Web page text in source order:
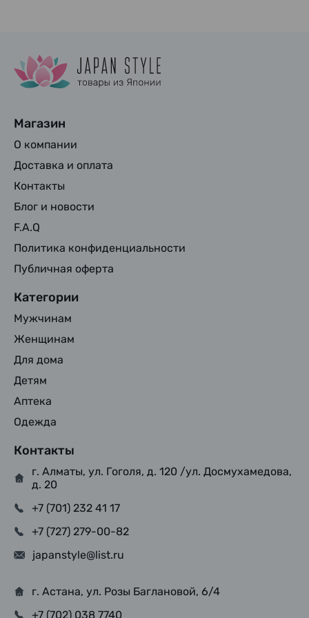
Магазин
О компании
Доставка и оплата
Контакты
Блог и новости
F.A.Q
Политика конфиденциальности
Публичная оферта
Категории
Мужчинам
Женщинам
Для дома
Детям
Аптека
Одежда
Контакты
г. Алматы, ул. Гоголя, д. 120 /ул. Досмухамедова,
д. 20
+7 (701) 232 41 17
+7 (727) 279-00-82
japanstyle@list.ru
г. Астана, ул. Розы Баглановой, 6/4
+7 (702) 038 7740